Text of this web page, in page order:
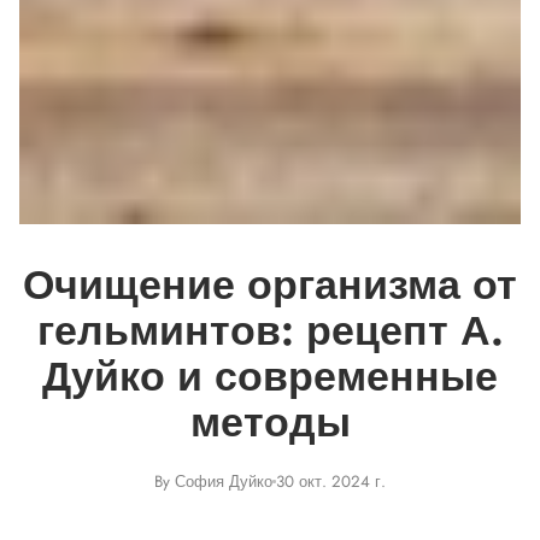
Очищение организма от
гельминтов: рецепт А.
Дуйко и современные
методы
By София Дуйко 30 окт. 2024 г.